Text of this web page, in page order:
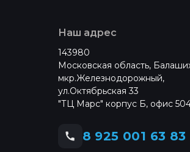
Наш адрес
143980
Московская область,
мкр.Железнодорожный,
ул.Октябрьская 33
"ТЦ Марс" корпус Б, офис
8 925 001 63 83